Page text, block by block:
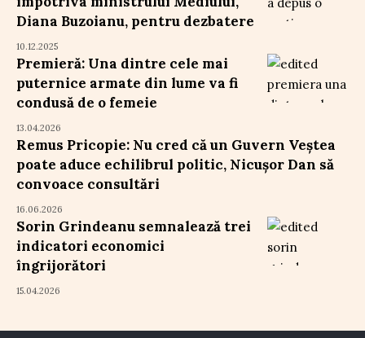
Diana Buzoianu, pentru dezbatere
10.12.2025
Premieră: Una dintre cele mai
puternice armate din lume va fi
condusă de o femeie
13.04.2026
Remus Pricopie: Nu cred că un Guvern Veștea
poate aduce echilibrul politic, Nicușor Dan să
convoace consultări
16.06.2026
Sorin Grindeanu semnalează trei
indicatori economici
îngrijorători
15.04.2026